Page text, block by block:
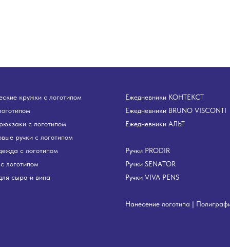
кружки с логотипом
с логотипом
ручки с логотипом
с логотипом
логотипом
сыра и вина
Ежедневники КОНТЕКСТ
Ежедневники BRUNO VISCONTI
Ежедневники АЛЬТ
Ручки PRODIR
Ручки SENATOR
Ручки VIVA PENS
Нанесение логотипа |